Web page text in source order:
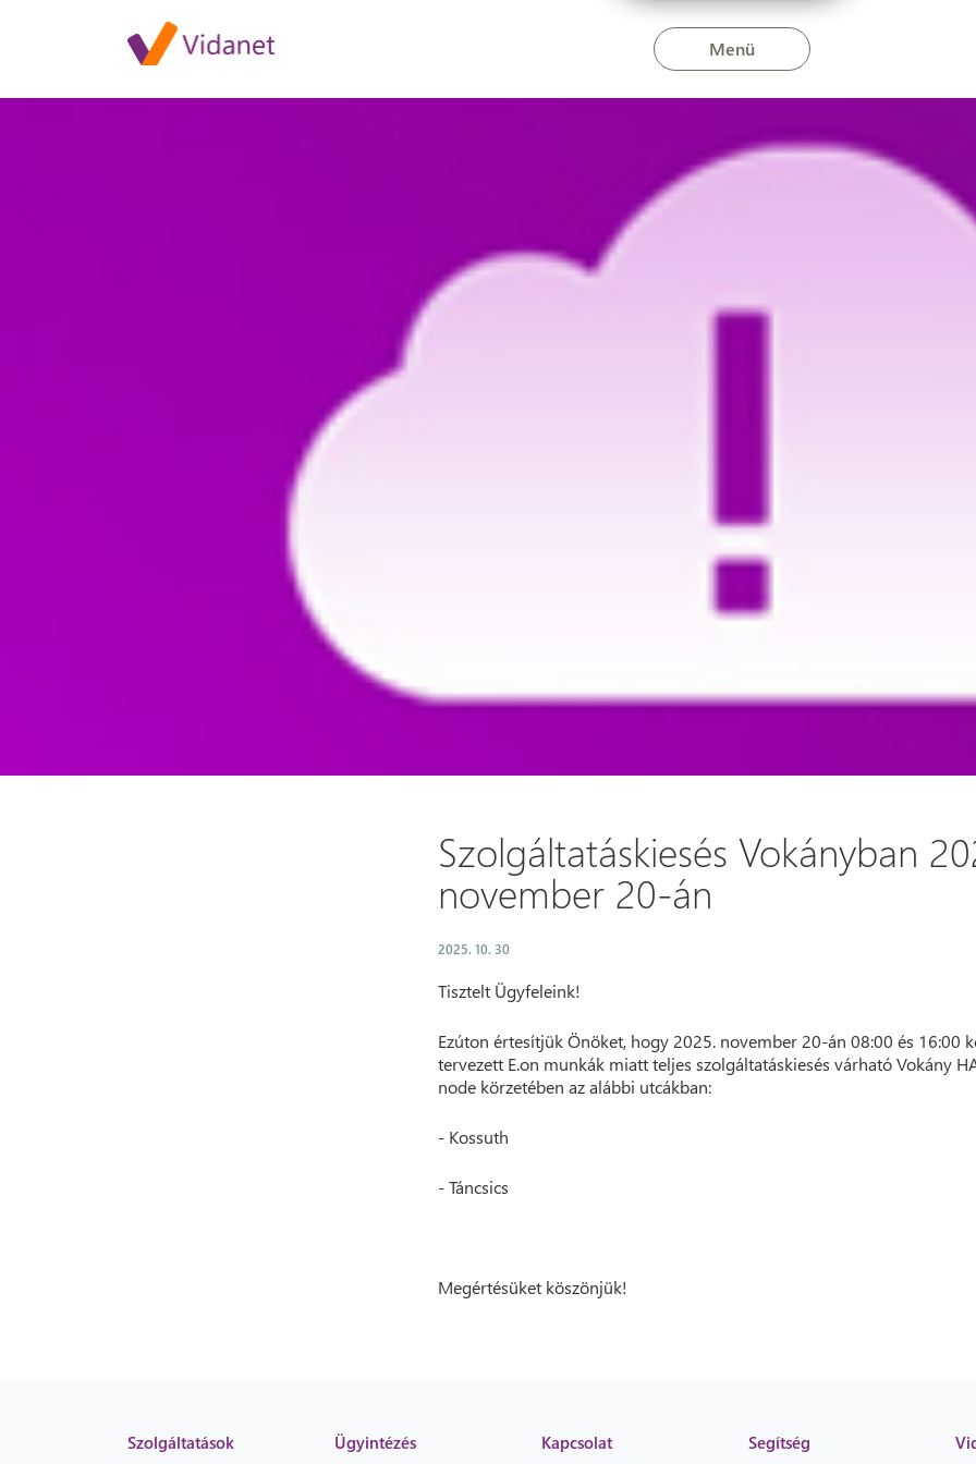
Menü
Szolgáltatáskiesés Vokányban 2025. november 20-án
Szolgáltatáskiesés Vokányban
november 20-án
2025. 10. 30
Tisztelt Ügyfeleink!
Ezúton értesítjük Önöket, hogy 2025. november 20-án 08:00 és 16:00
tervezett E.on munkák miatt teljes szolgáltatáskiesés várható Vokány
node körzetében az alábbi utcákban:
- Kossuth
- Táncsics
Megértésüket köszönjük!
Szolgáltatások
Ügyintézés
Kapcsolat
Segítség